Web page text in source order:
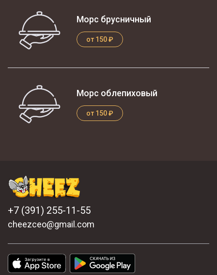
Морс брусничный
от 150 ₽
Морс облепиховый
от 150 ₽
+7 (391) 255-11-55
cheezceo@gmail.com